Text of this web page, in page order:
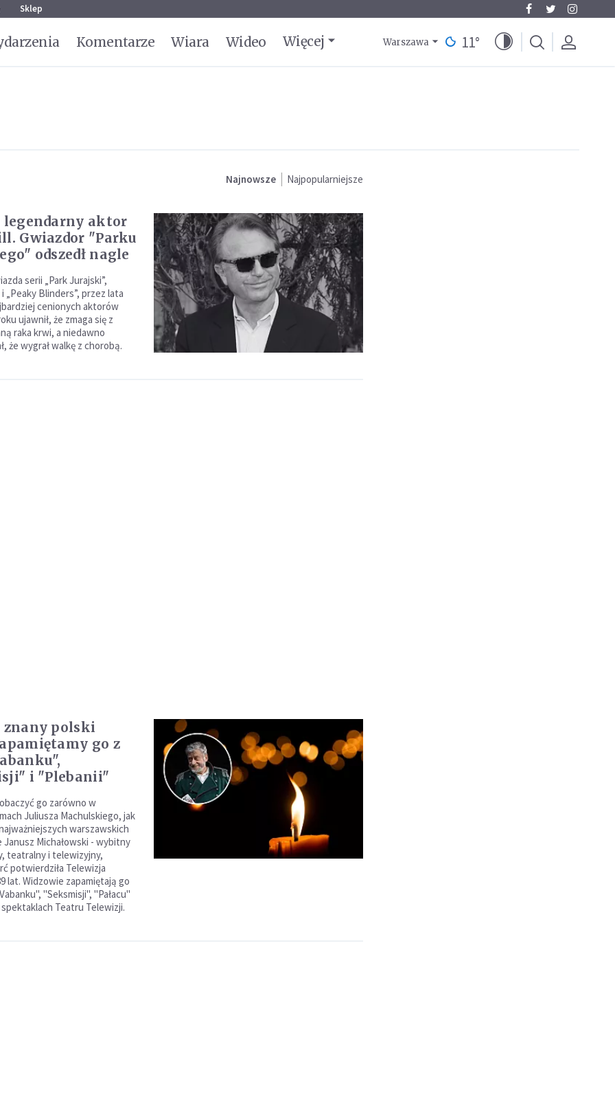
Sklep
Komentarze Wiara Wideo Więcej Warszawa 11°
Najnowsze Najpopularniejsze
legendarny aktor
Gwiazdor "Parku
odszedł nagle
serii „Park Jurajski”,
„Peaky Blinders”, przez lata
cenionych aktorów
ujawnił, że zmaga się z
raka krwi, a niedawno
że wygrał walkę z chorobą.
znany polski
go z
i "Plebanii"
go zarówno w
Juliusza Machulskiego, jak
warszawskich
Janusz Michałowski - wybitny
teatralny i telewizyjny,
potwierdziła Telewizja
lat. Widzowie zapamiętają go
"Seksmisji", "Pałacu"
Teatru Telewizji.